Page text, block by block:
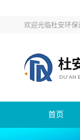
欢迎光临杜安环保
首页